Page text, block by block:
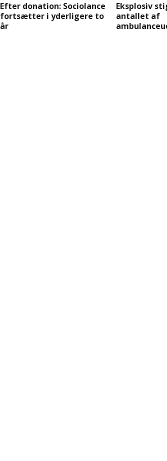
Efter donation: Sociolance
fortsætter i yderligere to
år
Eksplosiv
antallet af